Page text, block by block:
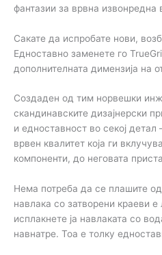
фантазии за врвна извонредна
Сакате да испробате нови,
Едноставно заменете го
дополнителната димензија на
Создаден од тим норвешки
скандинавските дизајнерски
и едноставност во секој детал
врвен квалитет која ги
компоненти, до неговата
Нема потреба да се плашите
навлака со затворени краеви
исплакнете ја навлаката со
навнатре. Тоа е толку